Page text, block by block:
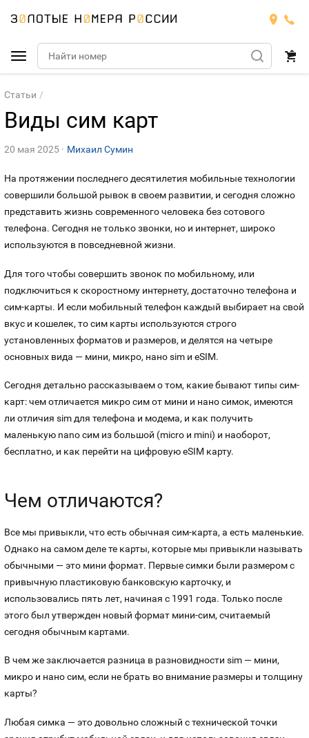
Подобрать номер
МТС
Номера
БИЛАЙН
Тарифы
Номера
Мегафон
МЕГАФОН
Номера
Теле2
Тарифы
Тарифы
Номера
Продать номер
Оплата и доставка
Контакты
Статьи
Виды сим карт
20 мая 2025 Михаил Сумин
На протяжении последнего десятилетия мобильные технологии
совершили большой рывок в своем развитии, и сегодня сложно
представить жизнь современного человека без сотового
телефона. Сегодня не только звонки, но и интернет, широко
используются в повседневной жизни.
Для того чтобы совершить звонок по мобильному, или
подключиться к скоростному интернету, достаточно телефона и
сим-карты. И если мобильный телефон каждый выбирает на свой
вкус и кошелек, то сим карты используются строго
установленных форматов и размеров, и делятся на четыре
основных вида — мини, микро, нано sim и eSIM.
Сегодня детально рассказываем о том, какие бывают типы сим-
карт: чем отличается микро сим от мини и нано симок, имеются
ли отличия sim для телефона и модема, и как получить
маленькую nano сим из большой (micro и mini) и наоборот,
бесплатно, и как перейти на цифровую eSIM карту.
Чем отличаются?
Все мы привыкли, что есть обычная сим-карта, а есть маленькие.
Однако на самом деле те карты, которые мы привыкли называть
обычными — это мини формат. Первые симки были размером с
привычную пластиковую банковскую карточку, и
использовались пять лет, начиная с 1991 года. Только после
этого был утвержден новый формат мини-сим, считаемый
сегодня обычным картами.
В чем же заключается разница в разновидности sim — мини,
микро и нано сим, если не брать во внимание размеры и толщину
карты?
Любая симка — это довольно сложный с технической точки